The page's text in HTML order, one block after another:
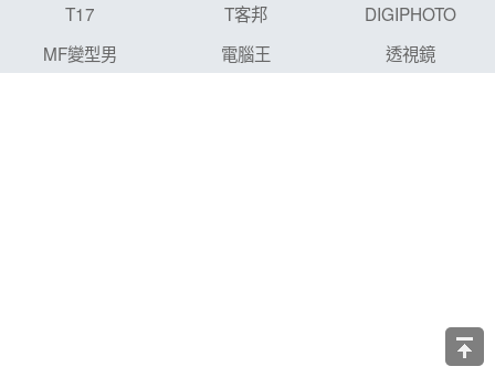
T17 T客邦
DIGIPHOTO
MF變型男
電腦王 透視鏡